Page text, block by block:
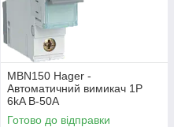
MBN150 Hager -
Автоматичний вимикач 1P
6kA B-50A
Готово до відправки